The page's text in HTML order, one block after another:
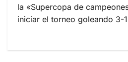
la «Supercopa de
iniciar el torneo goleando 3-